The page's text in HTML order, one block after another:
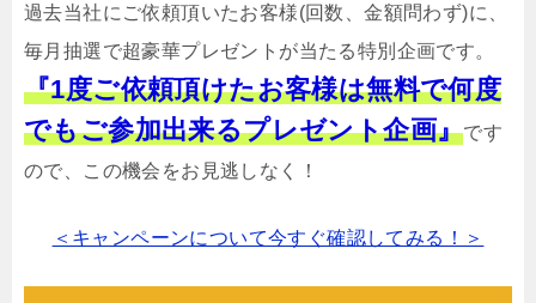
過去当社にご依頼頂いたお客様(回数、金額問わず)に、
毎月抽選で超豪華プレゼントが当たる特別企画です。
『1度ご依頼頂けたお客様は無料で何度
でもご参加出来るプレゼント企画』です
ので、この機会をお見逃しなく！
＜キャンペーンについて今すぐ確認してみる！＞